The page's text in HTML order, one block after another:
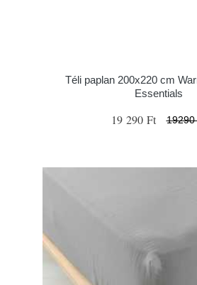
Téli paplan 200x220 cm
Essentials
19 290 Ft 19290